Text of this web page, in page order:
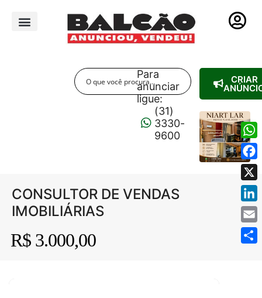
Para
anunciar
ligue:
(31)
3330-
9600
CRIAR
CONSULTOR DE VENDAS
IMOBILIÁRIAS
R$ 3.000,00
X